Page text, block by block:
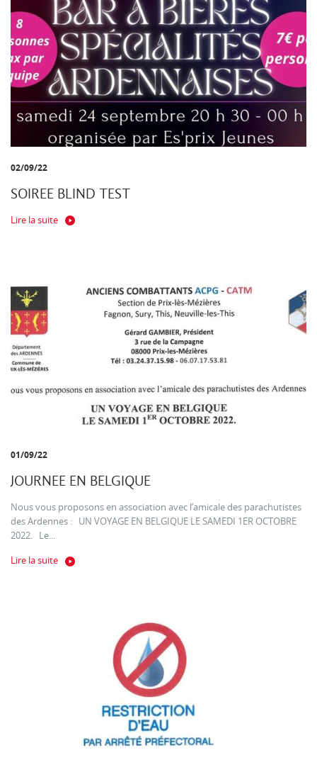
02/09/22
SOIREE BLIND TEST
Lire la suite
01/09/22
JOURNEE EN BELGIQUE
Nous vous proposons en association avec l’amicale des parachutistes
des Ardennes : UN VOYAGE EN BELGIQUE LE SAMEDI 1ER OCTOBRE
2022. Le...
Lire la suite